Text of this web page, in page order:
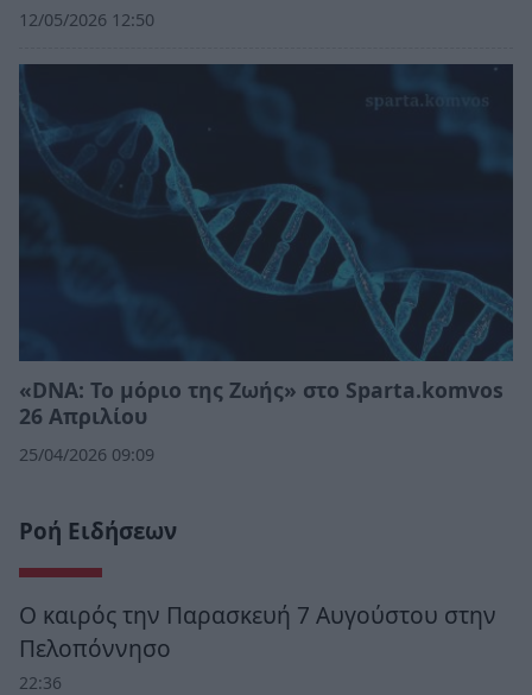
12/05/2026 12:50
«DNA: Το μόριο της Ζωής» στο Sparta.komvos
26 Απριλίου
25/04/2026 09:09
Ροή Ειδήσεων
Ο καιρός την Παρασκευή 7 Αυγούστου στην
Πελοπόννησο
22:36